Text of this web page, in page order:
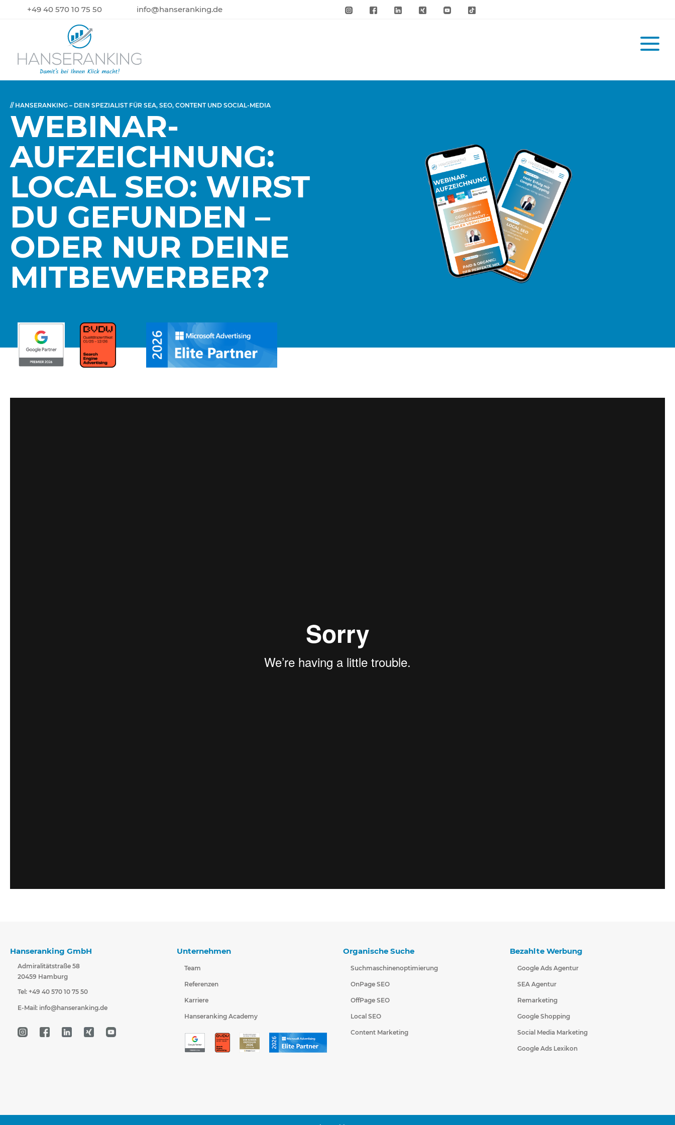
+49 40 570 10 75 50 info@hanseranking.de
// HANSERANKING – DEIN SPEZIALIST FÜR SEA, SEO, CONTENT UND SOCIAL-MEDIA
WEBINAR-
AUFZEICHNUNG:
LOCAL SEO: WIRST
DU GEFUNDEN –
ODER NUR DEINE
MITBEWERBER?
Hanseranking GmbH
Admiralitätstraße 58
20459 Hamburg
Tel: +49 40 570 10 75 50
E-Mail: info@hanseranking.de
Unternehmen
Team
Referenzen
Karriere
Hanseranking Academy
Organische Suche
Suchmaschinenoptimierung
OnPage SEO
OffPage SEO
Local SEO
Content Marketing
Bezahlte Werbung
Google Ads Agentur
SEA Agentur
Remarketing
Google Shopping
Social Media Marketing
Google Ads Lexikon